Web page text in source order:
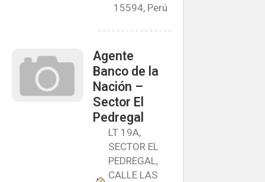
15594, Perú
Agente
Banco de la
Nación –
Sector El
Pedregal
LT 19A,
SECTOR EL
PEDREGAL,
CALLE LAS